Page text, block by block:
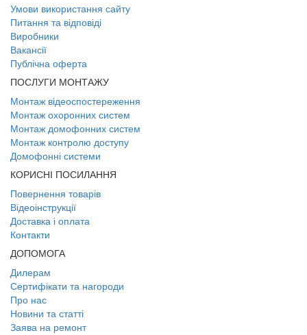
Умови використання сайту
Питання та відповіді
Виробники
Вакансії
Публічна оферта
ПОСЛУГИ МОНТАЖУ
Монтаж відеоспостереження
Монтаж охоронних систем
Монтаж домофонних систем
Монтаж контролю доступу
Домофонні системи
КОРИСНІ ПОСИЛАННЯ
Повернення товарів
Відеоінструкції
Доставка і оплата
Контакти
ДОПОМОГА
Дилерам
Сертифікати та нагороди
Про нас
Новини та статті
Заява на ремонт